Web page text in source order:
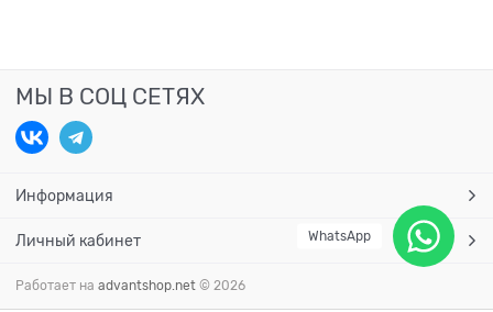
МЫ В СОЦ СЕТЯХ
Информация
Личный кабинет
Работает на advantshop.net © 2026
WhatsApp